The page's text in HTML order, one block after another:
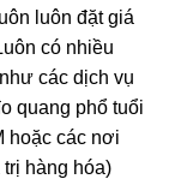
vạn sự như
rủi ro, bất hạnh
tâm hồn ta
luôn đặt giá
có nhiều
các dịch vụ
quang phổ tuổi
hoặc các nơi
hàng hóa)